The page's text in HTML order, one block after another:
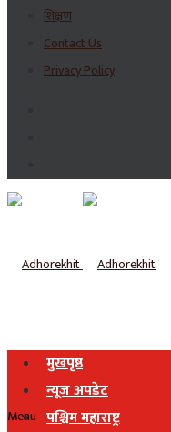
शिक्षण
Contact Us
Privacy Policy
मुखपृष्ठ
न्यूज अपडेट
पश्चिम महाराष्ट्र
Menu